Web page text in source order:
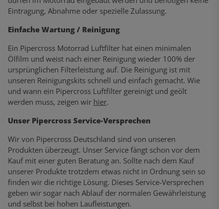
Eintragung, Abnahme oder spezielle Zulassung.
Einfache Wartung / Reinigung
Ein Pipercross Motorrad Luftfilter hat einen minimalen
Ölfilm und weist nach einer Reinigung wieder 100% der
ursprünglichen Filterleistung auf. Die Reinigung ist mit
unseren Reinigungskits schnell und einfach gemacht. Wie
und wann ein Pipercross Luftfilter gereinigt und geölt
werden muss, zeigen wir hier.
Unser Pipercross Service-Versprechen
Wir von Pipercross Deutschland sind von unseren
Produkten überzeugt. Unser Service fängt schon vor dem
Kauf mit einer guten Beratung an. Sollte nach dem Kauf
unserer Produkte trotzdem etwas nicht in Ordnung sein so
finden wir die richtige Lösung. Dieses Service-Versprechen
geben wir sogar nach Ablauf der normalen Gewährleistung
und selbst bei hohen Laufleistungen.